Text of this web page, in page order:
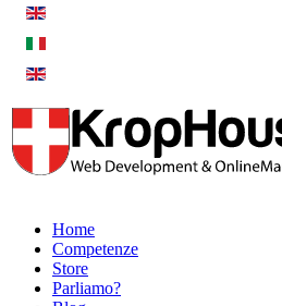
Home
Competenze
Store
Parliamo?